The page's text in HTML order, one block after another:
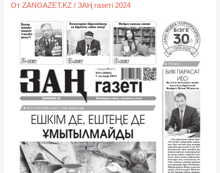
ОтZANGAZET.KZ/ЗАҢ газеті 2024